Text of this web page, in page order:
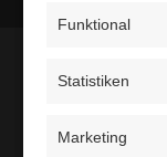
Funktional
Statistiken
Marketing